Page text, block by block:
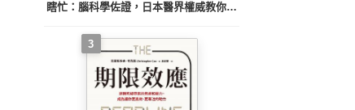
瞎忙：腦科學佐證，日本醫界權威教你優
版】
3